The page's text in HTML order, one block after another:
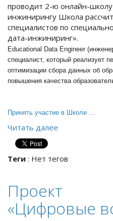
проводит 2-ю онлайн-
инжинирингу Школа
специалистов по
дата-инжиниринг».
Educational Data Engineer
специалист, который реализует
оптимизации сбора данных об
повышения качества
Принять участие в Школе ...
Читать далее
Теги : Нет тегов
Проект
«Цифровые